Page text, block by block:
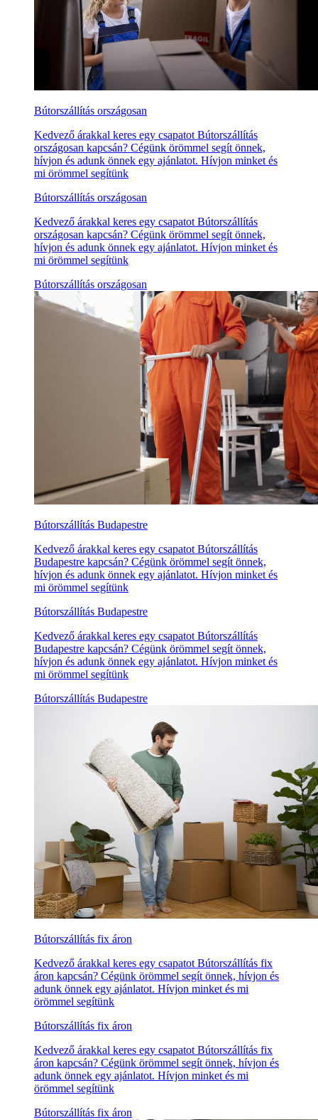
Bútorszállítás országosan
Kedvező árakkal keres egy csapatot Bútorszállítás
országosan kapcsán? Cégünk örömmel segít önnek,
hívjon és adunk önnek egy ajánlatot. Hívjon minket és
mi örömmel segítünk
Bútorszállítás országosan
Kedvező árakkal keres egy csapatot Bútorszállítás
országosan kapcsán? Cégünk örömmel segít önnek,
hívjon és adunk önnek egy ajánlatot. Hívjon minket és
mi örömmel segítünk
Bútorszállítás országosan
Bútorszállítás Budapestre
Kedvező árakkal keres egy csapatot Bútorszállítás
Budapestre kapcsán? Cégünk örömmel segít önnek,
hívjon és adunk önnek egy ajánlatot. Hívjon minket és
mi örömmel segítünk
Bútorszállítás Budapestre
Kedvező árakkal keres egy csapatot Bútorszállítás
Budapestre kapcsán? Cégünk örömmel segít önnek,
hívjon és adunk önnek egy ajánlatot. Hívjon minket és
mi örömmel segítünk
Bútorszállítás Budapestre
Bútorszállítás fix áron
Kedvező árakkal keres egy csapatot Bútorszállítás fix
áron kapcsán? Cégünk örömmel segít önnek, hívjon és
adunk önnek egy ajánlatot. Hívjon minket és mi
örömmel segítünk
Bútorszállítás fix áron
Kedvező árakkal keres egy csapatot Bútorszállítás fix
áron kapcsán? Cégünk örömmel segít önnek, hívjon és
adunk önnek egy ajánlatot. Hívjon minket és mi
örömmel segítünk
Bútorszállítás fix áron